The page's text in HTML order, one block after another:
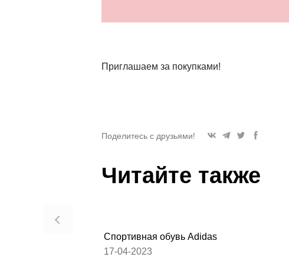
Приглашаем за покупками!
Поделитесь с друзьями!
Читайте также
Спортивная обувь Adidas
17-04-2023